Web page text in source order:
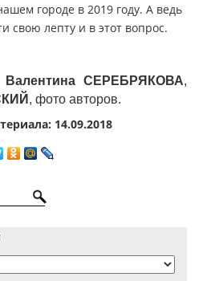
городе в 2019 году. А ведь
свою лепту и в этот вопрос.
Валентина СЕРЕБРЯКОВА,
, фото авторов.
14.09.2018